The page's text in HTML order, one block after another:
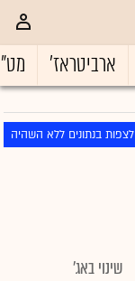
ארביטראז'
לצפות בנתונים ללא השהיה
שינוי באג'